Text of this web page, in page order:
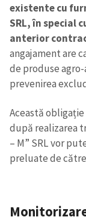
existente cu
SRL, în special
anterior
angajament are
de produse
prevenirea
Această
după realizarea
– M” SRL vor
preluate de